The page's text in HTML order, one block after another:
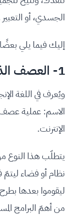
الجسدي، أو التعبير
إليك فيما يلي
1- العصف الذهني عبر الإنترنت
الاسم: عملية
الإنترنت.
يتطلّب هذا النوع
نظام أو فضاء ليتمّ
ليقوموا بعدها
من أهمّ البرامج